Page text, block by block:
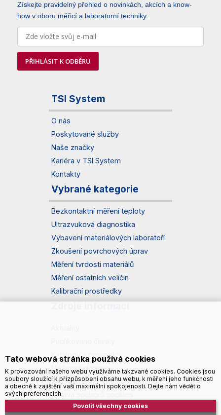
Získejte pravidelný přehled o novinkách, akcích a know-
how v oboru měřicí a laboratorní techniky.
PŘIHLÁSIT K ODBĚRU
TSI System
O nás
Poskytované služby
Naše značky
Kariéra v TSI System
Kontakty
Vybrané kategorie
Bezkontaktní měření teploty
Ultrazvuková diagnostika
Vybavení materiálových laboratoří
Zkoušení povrchových úprav
Měření tvrdosti materiálů
Měření ostatních veličin
Kalibrační prostředky
Katalogy a prospekty
Možnosti dopravy
Zásady zpracování osobních údajů
Správa souborů cookies
Tato webová stránka používá cookies
K provozování našeho webu využíváme takzvané cookies. Cookies jsou
soubory sloužící k přizpůsobení obsahu webu, k měření jeho funkčnosti
a obecně k zajištění vaší maximální spokojenosti. Dejte nám vědět o
svých preferencích.
Povolit všechny cookies